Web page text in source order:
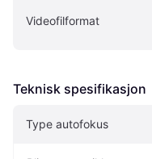
Videofilformat
Teknisk spesifikasjon
Type autofokus